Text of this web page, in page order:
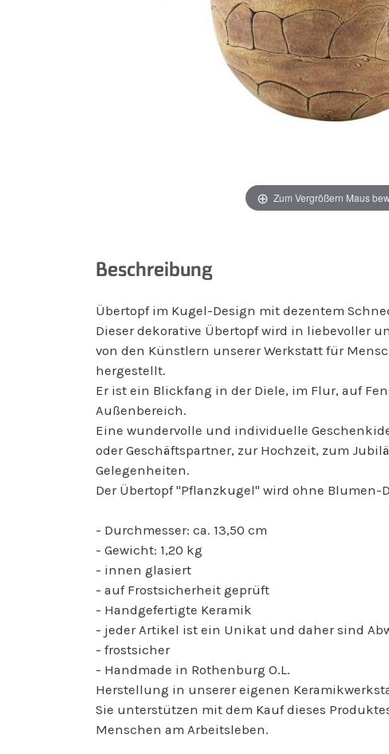
Zum Vergrößern Maus
Beschreibung
Übertopf im Kugel-Design mit dezentem
Dieser dekorative Übertopf wird in liebevoller
von den Künstlern unserer Werkstatt für
hergestellt.
Er ist ein Blickfang in der Diele, im Flur, auf
Außenbereich.
Eine wundervolle und individuelle
oder Geschäftspartner, zur Hochzeit, zum
Gelegenheiten.
Der Übertopf "Pflanzkugel" wird ohne Blumen-
- Durchmesser: ca. 13,50 cm
- Gewicht: 1,20 kg
- innen glasiert
- auf Frostsicherheit geprüft
- Handgefertigte Keramik
- jeder Artikel ist ein Unikat und daher sind
- frostsicher
- Handmade in Rothenburg O.L.
Herstellung in unserer eigenen
Sie unterstützen mit dem Kauf dieses
Menschen am Arbeitsleben.